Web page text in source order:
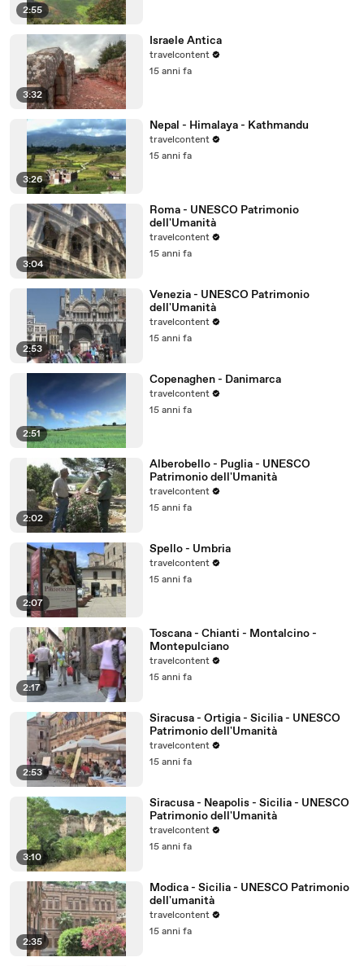
2:55
3:32
Israele Antica
travelcontent
15 anni fa
3:26
Nepal - Himalaya - Kathmandu
travelcontent
15 anni fa
3:04
Roma - UNESCO Patrimonio
dell'Umanità
travelcontent
15 anni fa
2:53
Venezia - UNESCO Patrimonio
dell'Umanità
travelcontent
15 anni fa
2:51
Copenaghen - Danimarca
travelcontent
15 anni fa
2:02
Alberobello - Puglia - UNESCO
Patrimonio dell'Umanità
travelcontent
15 anni fa
2:07
Spello - Umbria
travelcontent
15 anni fa
2:17
Toscana - Chianti - Montalcino -
Montepulciano
travelcontent
15 anni fa
2:53
Siracusa - Ortigia - Sicilia - UNESCO
Patrimonio dell'Umanità
travelcontent
15 anni fa
3:10
Siracusa - Neapolis - Sicilia - UNESCO
Patrimonio dell'Umanità
travelcontent
15 anni fa
2:35
Modica - Sicilia - UNESCO Patrimonio
dell'umanità
travelcontent
15 anni fa